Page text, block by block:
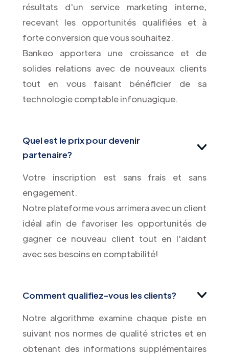
résultats d'un service marketing interne,
recevant les opportunités qualifiées et à
forte conversion que vous souhaitez.
Bankeo apportera une croissance et de
solides relations avec de nouveaux clients
tout en vous faisant bénéficier de sa
technologie comptable infonuagique.
Quel est le prix pour devenir
partenaire?
Votre inscription est sans frais et sans
engagement.
Notre plateforme vous arrimera avec un client
idéal afin de favoriser les opportunités de
gagner ce nouveau client tout en l'aidant
avec ses besoins en comptabilité!
Comment qualifiez-vous les clients?
Notre algorithme examine chaque piste en
suivant nos normes de qualité strictes et en
obtenant des informations supplémentaires